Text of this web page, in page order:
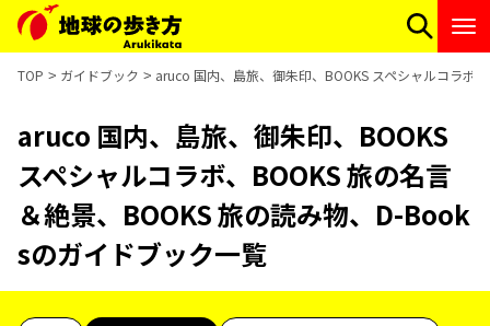
TOP ガイドブック aruco 国内、島旅、御朱印、BOOKS スペシャルコラボ
aruco 国内、島旅、御朱印、BOOKS
スペシャルコラボ、BOOKS 旅の名言
＆絶景、BOOKS 旅の読み物、D-Book
sのガイドブック一覧